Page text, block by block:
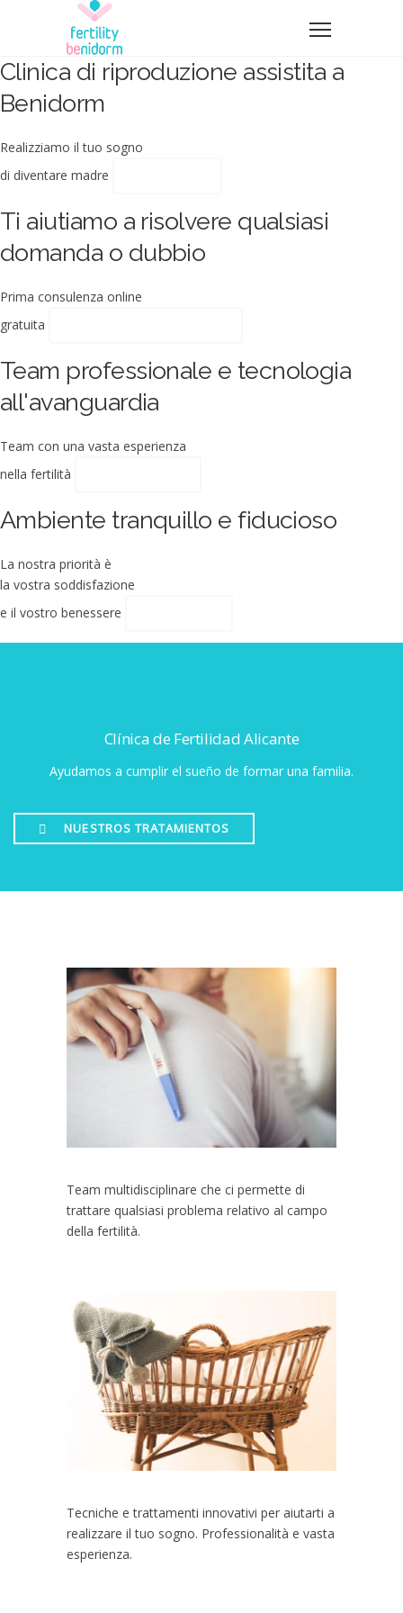
Clinica di riproduzione assistita a
Benidorm
Realizziamo il tuo sogno
di diventare madre
Ti aiutiamo a risolvere qualsiasi
domanda o dubbio
Prima consulenza online
gratuita
Team professionale e tecnologia
all'avanguardia
Team con una vasta esperienza
nella fertilità
Ambiente tranquillo e fiducioso
La nostra priorità è
la vostra soddisfazione
e il vostro benessere
Clínica de Fertilidad Alicante
Ayudamos a cumplir el sueño de formar una familia.
NUESTROS TRATAMIENTOS
Team multidisciplinare che ci permette di
trattare qualsiasi problema relativo al campo
della fertilità.
Tecniche e trattamenti innovativi per aiutarti a
realizzare il tuo sogno. Professionalità e vasta
esperienza.